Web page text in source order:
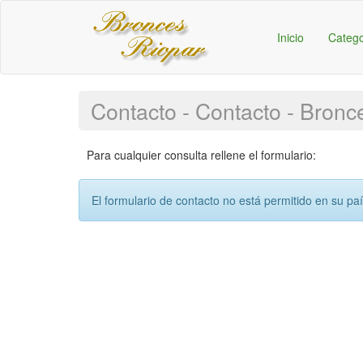
Inicio
Contacto - Contacto -
Para cualquier consulta rellene el formulario:
El formulario de contacto no está permitido en su